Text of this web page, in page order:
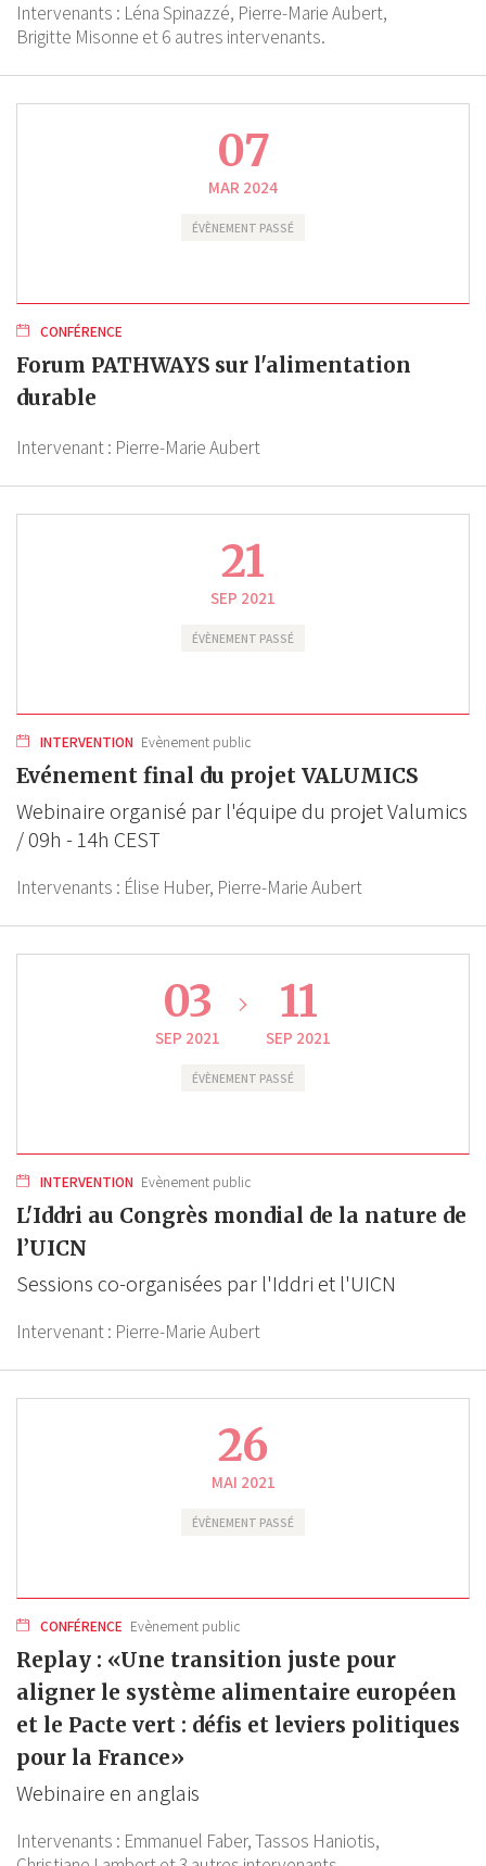
Intervenants : Léna Spinazzé, Pierre-Marie Aubert,
Brigitte Misonne et 6 autres intervenants.
07
MAR 2024
ÉVÈNEMENT PASSÉ
CONFÉRENCE
Forum PATHWAYS sur l'alimentation
durable
Intervenant : Pierre-Marie Aubert
21
SEP 2021
ÉVÈNEMENT PASSÉ
INTERVENTION Evènement public
Evénement final du projet VALUMICS
Webinaire organisé par l'équipe du projet Valumics
/ 09h - 14h CEST
Intervenants : Élise Huber, Pierre-Marie Aubert
03
SEP 2021
11
SEP 2021
ÉVÈNEMENT PASSÉ
INTERVENTION Evènement public
L'Iddri au Congrès mondial de la nature de
l’UICN
Sessions co-organisées par l'Iddri et l'UICN
Intervenant : Pierre-Marie Aubert
26
MAI 2021
ÉVÈNEMENT PASSÉ
CONFÉRENCE Evènement public
Replay : «Une transition juste pour
aligner le système alimentaire européen
et le Pacte vert : défis et leviers politiques
pour la France»
Webinaire en anglais
Intervenants : Emmanuel Faber,Tassos Haniotis,